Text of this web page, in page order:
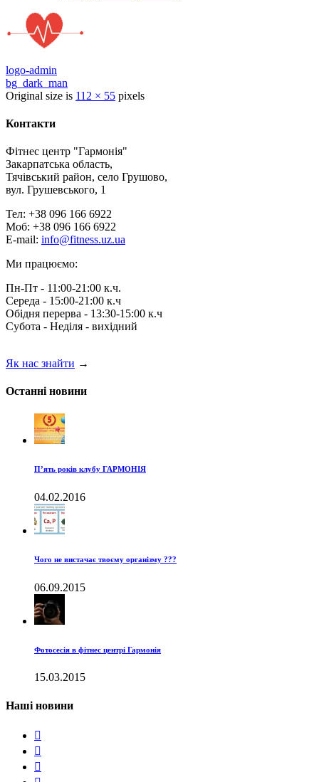
logo-admin
bg_dark_man
Original size is 112 × 55 pixels
Контакти
Фітнес центр "Гармонія"
Закарпатська область,
Тячівський район, село Грушово,
вул. Грушевського, 1
Тел: +38 096 166 6922
Моб: +38 096 166 6922
E-mail: info@fitness.uz.ua
Ми працюємо:
Пн-Пт - 11:00-21:00 к.ч.
Середа - 15:00-21:00 к.ч
Обідня перерва - 13:30-15:00 к.ч
Субота - Неділя - вихідний
Як нас знайти →
Останні новини
П’ять років клубу ГАРМОНІЯ
04.02.2016
Чого не вистачає твоєму організму ???
06.09.2015
Фотосесія в фітнес центрі Гармонія
15.03.2015
Наші новини


